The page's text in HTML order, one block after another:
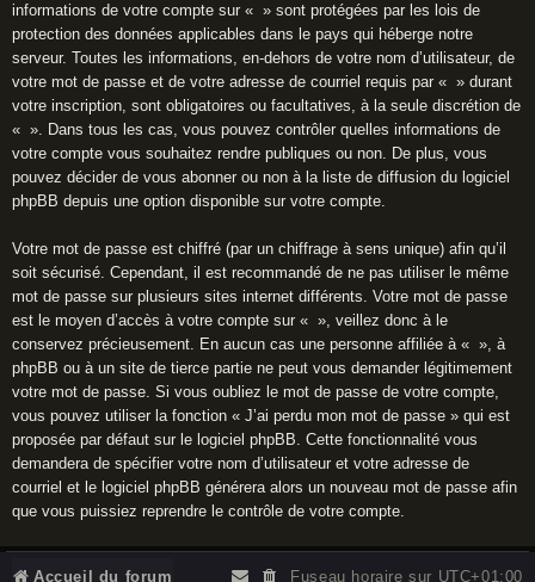
informations de votre compte sur « » sont protégées par les lois de
protection des données applicables dans le pays qui héberge notre
serveur. Toutes les informations, en-dehors de votre nom d’utilisateur, de
votre mot de passe et de votre adresse de courriel requis par « » durant
votre inscription, sont obligatoires ou facultatives, à la seule discrétion de
« ». Dans tous les cas, vous pouvez contrôler quelles informations de
votre compte vous souhaitez rendre publiques ou non. De plus, vous
pouvez décider de vous abonner ou non à la liste de diffusion du logiciel
phpBB depuis une option disponible sur votre compte.
Votre mot de passe est chiffré (par un chiffrage à sens unique) afin qu’il
soit sécurisé. Cependant, il est recommandé de ne pas utiliser le même
mot de passe sur plusieurs sites internet différents. Votre mot de passe
est le moyen d’accès à votre compte sur « », veillez donc à le
conservez précieusement. En aucun cas une personne affiliée à « », à
phpBB ou à un site de tierce partie ne peut vous demander légitimement
votre mot de passe. Si vous oubliez le mot de passe de votre compte,
vous pouvez utiliser la fonction « J’ai perdu mon mot de passe » qui est
proposée par défaut sur le logiciel phpBB. Cette fonctionnalité vous
demandera de spécifier votre nom d’utilisateur et votre adresse de
courriel et le logiciel phpBB générera alors un nouveau mot de passe afin
que vous puissiez reprendre le contrôle de votre compte.
Accueil du forum Fuseau horaire sur UTC+01:00